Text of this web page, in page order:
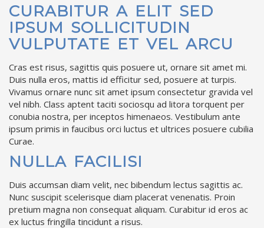
CURABITUR A ELIT SED
IPSUM SOLLICITUDIN
VULPUTATE ET VEL ARCU
Cras est risus, sagittis quis posuere ut, ornare sit amet mi.
Duis nulla eros, mattis id efficitur sed, posuere at turpis.
Vivamus ornare nunc sit amet ipsum consectetur gravida vel
vel nibh. Class aptent taciti sociosqu ad litora torquent per
conubia nostra, per inceptos himenaeos. Vestibulum ante
ipsum primis in faucibus orci luctus et ultrices posuere cubilia
Curae.
NULLA FACILISI
Duis accumsan diam velit, nec bibendum lectus sagittis ac.
Nunc suscipit scelerisque diam placerat venenatis. Proin
pretium magna non consequat aliquam. Curabitur id eros ac
ex luctus fringilla tincidunt a risus.